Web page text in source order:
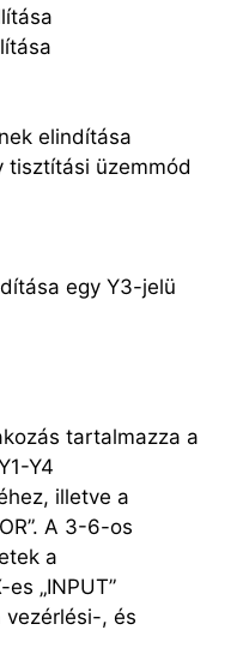
elindítása
tisztítási üzemmód
egy Y3-jelü
tartalmazza a
Y4
illetve a
A 3-6-os
a
„INPUT”
, és